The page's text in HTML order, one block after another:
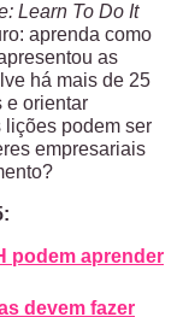
Learn To Do It
aprenda como
as
há mais de 25
e orientar
lições podem ser
empresariais
podem aprender
devem fazer